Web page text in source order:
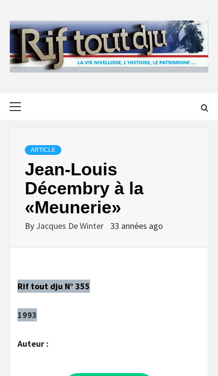
content
ARTICLE
Jean-Louis
Décembry à la
«Meunerie»
By Jacques De Winter 33 années ago
Rif tout dju N° 355
1993
Auteur :